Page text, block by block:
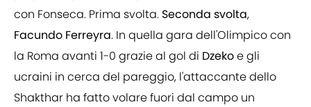
con Fonseca. Prima svolta. Seconda svolta,
Facundo Ferreyra. In quella gara dell'Olimpico con
la Roma avanti 1-0 grazie al gol di Dzekoe gli
ucraini in cerca del pareggio, l'attaccante dello
Shakthar ha fatto volare fuori dal campo un